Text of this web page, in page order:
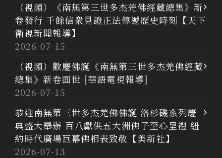
（視頻）《南無第三世多杰羌佛經藏總集》新
卷發行 千餘信衆見證正法傳遞歷史時刻【天下
衛視新聞報導】
2026-07-15
（視頻）歡慶佛誕《南無第三世多杰羌佛經藏
總集》新卷面世 [華語電視報導]
2026-07-15
恭迎南無第三世多杰羌佛佛誕 洛杉磯系列慶
典盛大舉辦 百八獻供五大洲佛子至心呈禮 紐
約時代廣場巨幕佛相表致敬【美新社】
2026-07-13